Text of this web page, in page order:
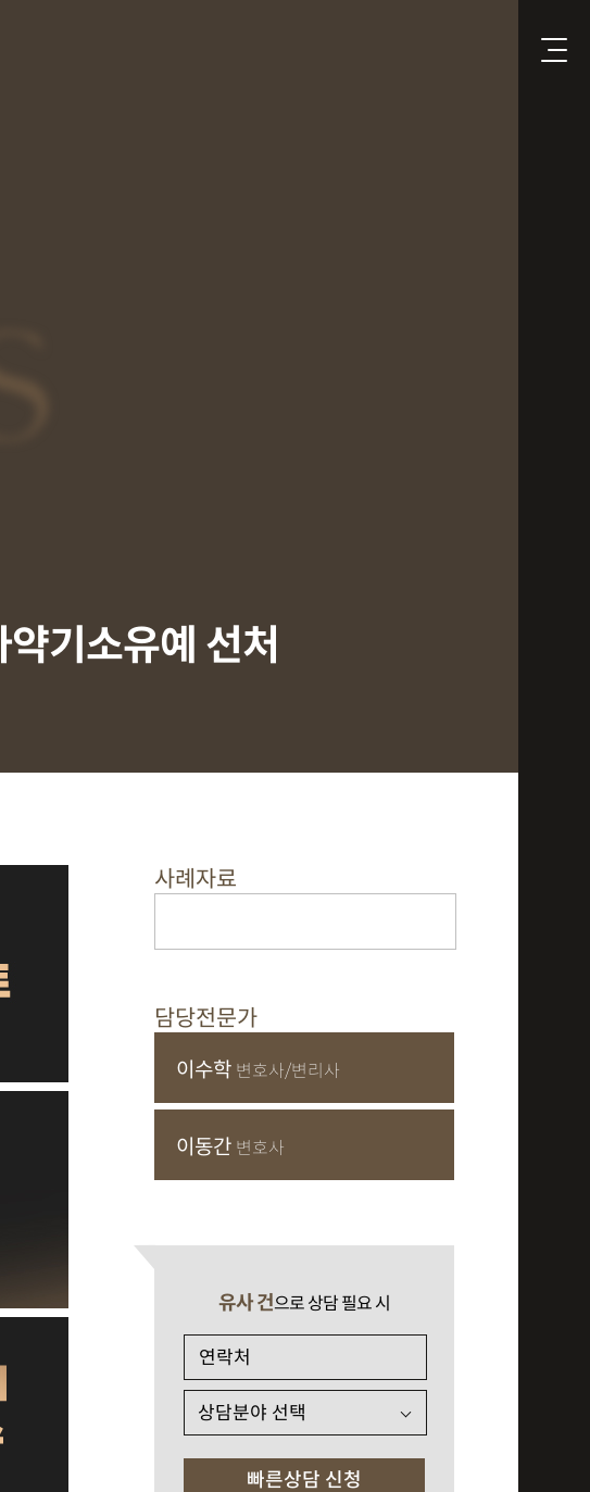
기소유예 선처
사례자료
담당전문가
이수학 변호사/변리사
이동간 변호사
유사 건으로 상담 필요 시